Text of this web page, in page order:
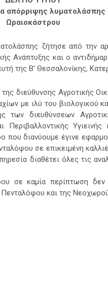
απόρριψης
Ωραιοκάστρου
ζήτησε από την
Ανάπτυξης και ο
της Β’ Θεσσαλονίκης,
διεύθυνσης Αγροτικής
με ιλύ του βιολογικού
των διευθύνσεων
που διανύουμε έγινε
σε επικειμένη
διαθέτει όλες τις
σε καμία περίπτωση δεν
Πενταλόφου και της